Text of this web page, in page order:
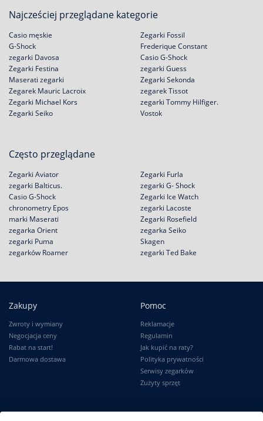
Najcześciej przeglądane kategorie
Casio męskie
G-Shock
zegarki Davosa
Zegarki Festina
Zegarki Fossil
Frederique Constant
Casio G-Shock
zegarki Guess
Maserati zegarki
Zegarek Mauric Lacroix
Zegarki Michael Kors
Zegarki Seiko
Zegarki Sekonda
zegarek Tissot
zegarki Tommy Hilfiger.
Vostok
Często przeglądane
Zegarki Aviator
zegarki Balticus.
Casio G-Shock
chronometry Epos
Zegarki Furla
zegarki G- Shock
Zegarki Ice Watch
zegarki Lacoste
marki Maserati
zegarka Orient
zegarki Puma
zegarków Roamer
Zegarki Rosefield
zegarka Seiko
Skagen
zegarki Ted Bake
Zakupy
Zwroty i wymiany
Negocjacja ceny
Rabat na start!
Darmowa dostawa
Pomoc
Reklamacje
Regulamin
Jak kupić na raty?
Polityka prywatności
Serwisy zegarków
Zużyty sprzęt